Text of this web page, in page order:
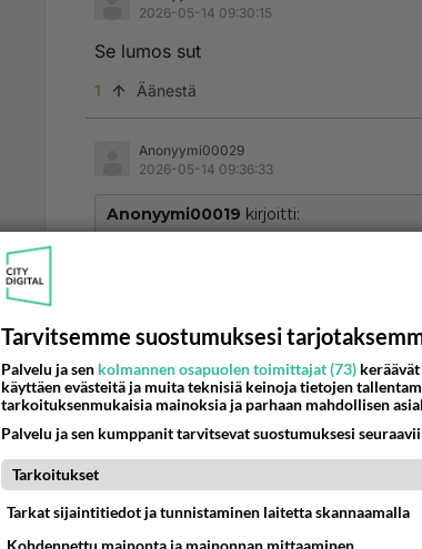
2026-05-14 09:30:15
Se lumos sut
1 Äänestä
Anonyymi00029
2026-05-14 09:36:33
Anonyymi00019 kirjoitti:
4 Äänestä
Anonyymi00067
2026-05-14 10:28:22
Anonyymi00019kirjoitti:
Se lumos sut
No aijaa. 🫨🫨
Tarvitsemme suostumuksesi
Palvelu ja sen kolmannen osapuolen toimittajat (73)
käyttäen evästeitä ja muita teknisiä keinoja tietojen
tarkoituksenmukaisia mainoksia ja parhaan mahdollisen
Palvelu ja sen kumppanit tarvitsevat suostumuksesi
Tarkoitukset
Tarkat sijaintitiedot ja tunnistaminen laitetta skannaamalla